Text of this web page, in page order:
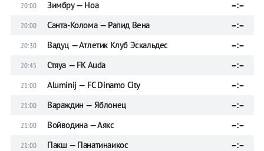
20:00 Зимбру — Ноа –:–
20:00 Санта-Колома — Рапид Вена –:–
20:30 Вадуц — Атлетик Клуб Эскальдес –:–
20:45 Стяуа — FK Auda –:–
21:00 Aluminij — FC Dinamo City –:–
21:00 Вараждин — Яблонец –:–
21:00 Войводина — Аякс –:–
21:00 Пакш — Панатинаикос –:–